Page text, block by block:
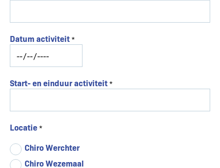
Datum activiteit
Start- en einduur activiteit
Locatie
Chiro Werchter
Chiro Wezemaal